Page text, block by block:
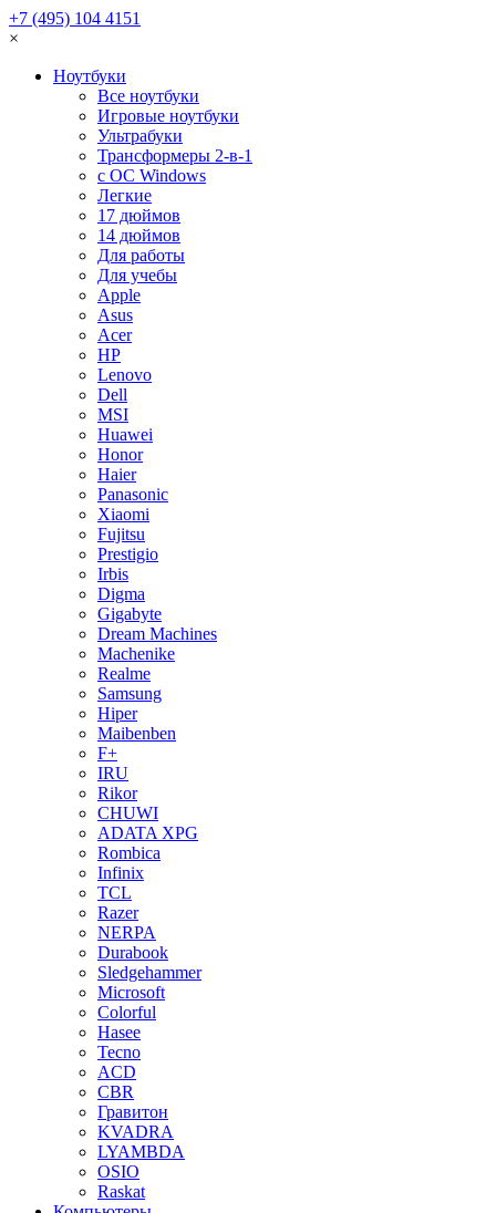
+7 (495) 104 4151
×
Ноутбуки
Все ноутбуки
Игровые ноутбуки
Ультрабуки
Трансформеры 2-в-1
с ОС Windows
Легкие
17 дюймов
14 дюймов
Для работы
Для учебы
Apple
Asus
Acer
HP
Lenovo
Dell
MSI
Huawei
Honor
Haier
Panasonic
Xiaomi
Fujitsu
Prestigio
Irbis
Digma
Gigabyte
Dream Machines
Machenike
Realme
Samsung
Hiper
Maibenben
F+
IRU
Rikor
CHUWI
ADATA XPG
Rombica
Infinix
TCL
Razer
NERPA
Durabook
Sledgehammer
Microsoft
Colorful
Hasee
Tecno
ACD
CBR
Гравитон
KVADRA
LYAMBDA
OSIO
Raskat